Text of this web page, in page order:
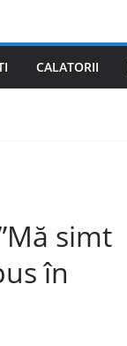
CALATORII
simt
în